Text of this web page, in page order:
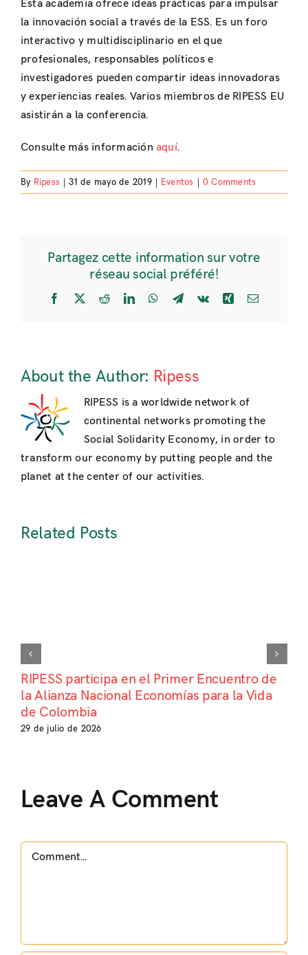
Esta academia ofrece ideas prácticas para impulsar
la innovación social a través de la ESS. Es un foro
interactivo y multidisciplinario en el que
profesionales, responsables políticos e
investigadores pueden compartir ideas innovadoras
y experiencias reales. Varios miembros de RIPESS EU
asistirán a la conferencia.
Consulte más informaciónaquí.
By Ripess 31 de mayo de 2019 Eventos 0 Comments
Partagez cette information sur votre
réseau social préféré!
Facebook
X RedditLinkedInWhatsApp
Telegram
Vk Xing Email
About the Author: Ripess
RIPESS is a worldwide network of
continental networks promoting the
Social Solidarity Economy, in order to
transform our economy by putting people and the
planet at the center of our activities.
Related Posts
RIPESS participa en el Primer Encuentro de
la Alianza Nacional Economías para la Vida
de Colombia
29 de julio de 2026
Leave A Comment
Comment